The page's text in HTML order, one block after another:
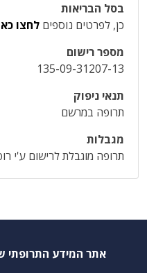
בסל הבריאות
כן, לפרטים נוספים לחצו
מספר רישום
135-09-31207-13
תנאי ניפוק
תרופה במרשם
מגבלות
תרופה מוגבלת לרישום ע'י
אתר המידע התרופתי